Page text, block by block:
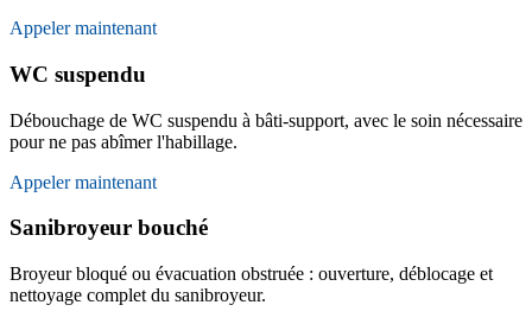
Appeler maintenant
WC suspendu
Débouchage de WC suspendu à bâti-support, avec le soin nécessaire
pour ne pas abîmer l'habillage.
Appeler maintenant
Sanibroyeur bouché
Broyeur bloqué ou évacuation obstruée : ouverture, déblocage et
nettoyage complet du sanibroyeur.